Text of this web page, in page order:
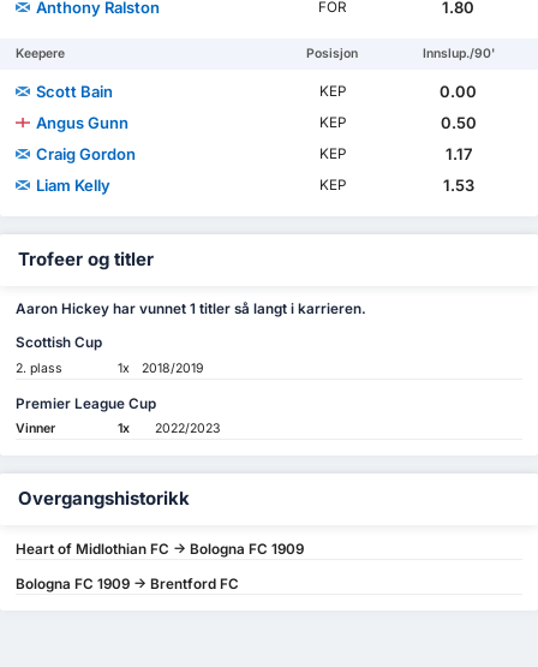
Anthony Ralston
FOR 1.80
Keepere Posisjon Innslup./90'
Scott Bain KEP
0.00
Angus Gunn
KEP
0.50
Craig Gordon
KEP
1.17
Liam Kelly
KEP 1.53
Trofeer og titler
Aaron Hickey har vunnet 1 titler så langt i karrieren.
Scottish Cup
2. plass 1x 2018/2019
Premier League Cup
Vinner 1x 2022/2023
Overgangshistorikk
Heart of Midlothian FC -> Bologna FC 1909
Bologna FC 1909 -> Brentford FC